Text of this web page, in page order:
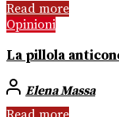
Read more
Opinioni
La pillola
Elena Massa